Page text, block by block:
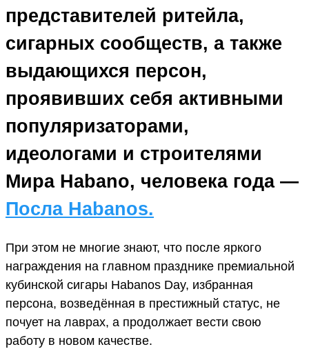
представителей ритейла,
сигарных сообществ, а также
выдающихся персон,
проявивших себя активными
популяризаторами,
идеологами и строителями
Мира Habano, человека года —
Посла Habanos.
При этом не многие знают, что после яркого
награждения на главном празднике премиальной
кубинской сигары Habanos Day, избранная
персона, возведëнная в престижный статус, не
почует на лаврах, а продолжает вести свою
работу в новом качестве.